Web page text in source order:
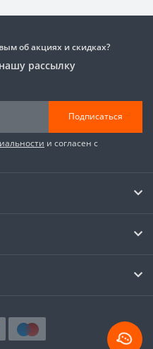
об акциях и скидках?
рассылку
Подписаться
и согласен с